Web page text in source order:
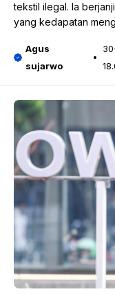
tekstil ilegal. Ia
yang kedapatan
Agus
sujarwo